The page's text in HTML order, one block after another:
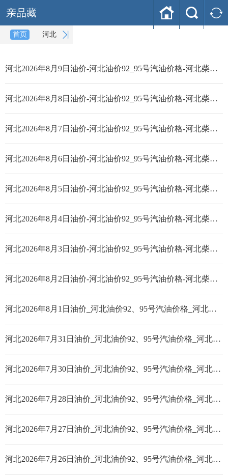
亲品藏   
首页 河北 (2026-08-09)

河北2026年8月9日油价-河北油价92_95号汽油价格-河北柴油价格
河北2026年8月8日油价-河北油价92_95号汽油价格-河北柴油价格
河北2026年8月7日油价-河北油价92_95号汽油价格-河北柴油价格
河北2026年8月6日油价-河北油价92_95号汽油价格-河北柴油价格
河北2026年8月5日油价-河北油价92_95号汽油价格-河北柴油价格
河北2026年8月4日油价-河北油价92_95号汽油价格-河北柴油价格
河北2026年8月3日油价-河北油价92_95号汽油价格-河北柴油价格
河北2026年8月2日油价-河北油价92_95号汽油价格-河北柴油价格
河北2026年8月1日油价_河北油价92、95号汽油价格_河北柴油价格
河北2026年7月31日油价_河北油价92、95号汽油价格_河北柴油价格
河北2026年7月30日油价_河北油价92、95号汽油价格_河北柴油价格
河北2026年7月28日油价_河北油价92、95号汽油价格_河北柴油价格
河北2026年7月27日油价_河北油价92、95号汽油价格_河北柴油价格
河北2026年7月26日油价_河北油价92、95号汽油价格_河北柴油价格